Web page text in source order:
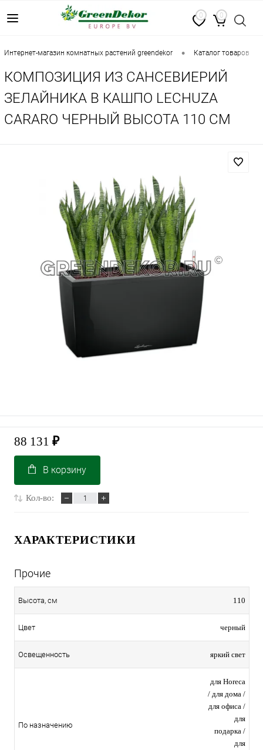
0 0
интернет-магазин комнатных растений greendekor • каталог товаров
КОМПОЗИЦИЯ ИЗ САНСЕВИЕРИЙ
ЗЕЛАЙНИКА В КАШПО LECHUZA
CARARO ЧЕРНЫЙ ВЫСОТА 110 СМ
88 131 ₽
В корзину
Кол-во:
ХАРАКТЕРИСТИКИ
Прочие
Высота, см 110
Цвет черный
Освещенность яркий свет
По назначению
для Horeca
/ для дома /
для офиса /
для
подарка /
для